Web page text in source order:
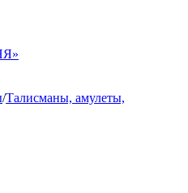
/Талисманы, амулеты,